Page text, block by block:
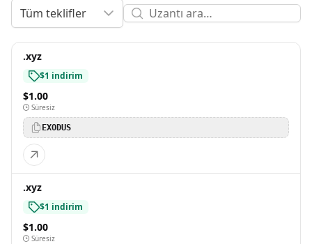
Tüm teklifler
.xyz
$1 indirim
$1.00
Süresiz
EXODUS
.xyz
$1 indirim
$1.00
Süresiz